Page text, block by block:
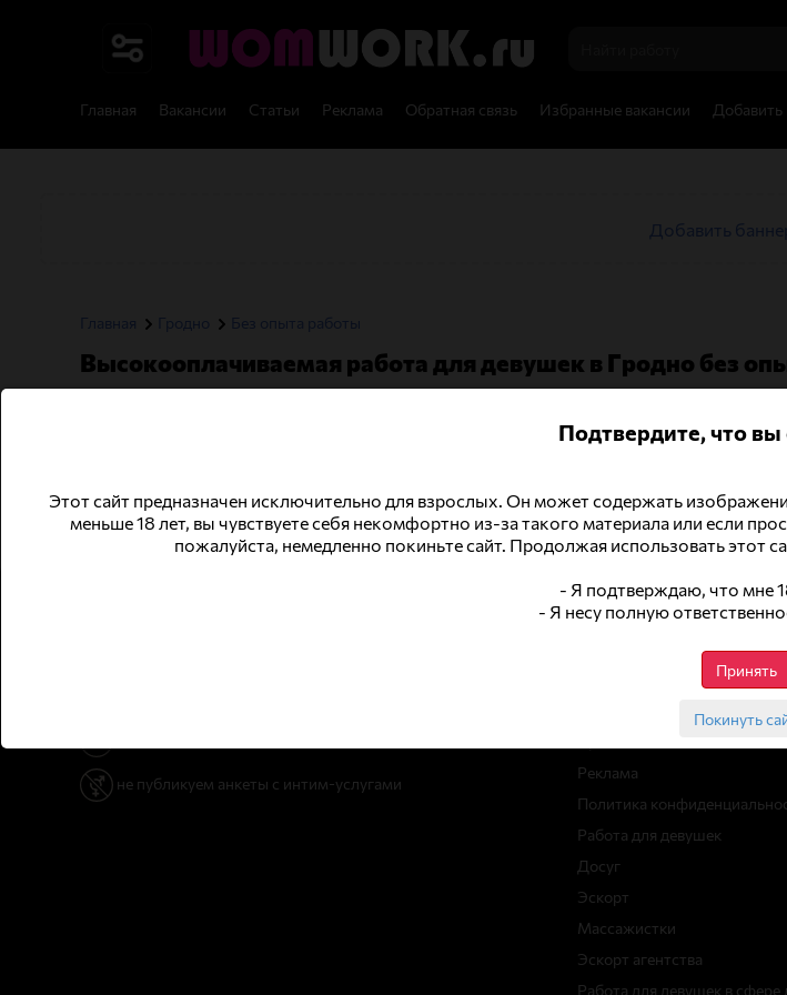
Главная Вакансии Статьи Реклама Обратная связь Избранные вакансии Добавить
Добавить
Главная Гродно Без опыта работы
Высокооплачиваемая работа для девушек в Гродно без
не публикуем анкеты с интим-услугами
Навигация
Реклама
Политика
Работа для девушек
Досуг
Эскорт
Массажистки
Эскорт агентства
Работа для девушек в сфере
Подтвердите, что
Этот сайт предназначен исключительно для взрослых. Он может содержать
меньше 18 лет, вы чувствуете себя некомфортно из-за такого материала или если
пожалуйста, немедленно покиньте сайт. Продолжая использовать
- Я подтверждаю, что мне
- Я несу полную
Принять
Покинуть